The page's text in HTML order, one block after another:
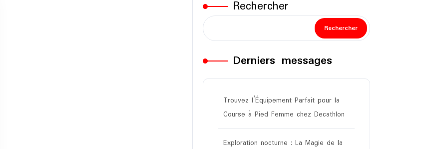
Rechercher
Rechercher
Derniers messages
Trouvez l’Équipement Parfait pour la
Course à Pied Femme chez Decathlon
Exploration nocturne : La Magie de la